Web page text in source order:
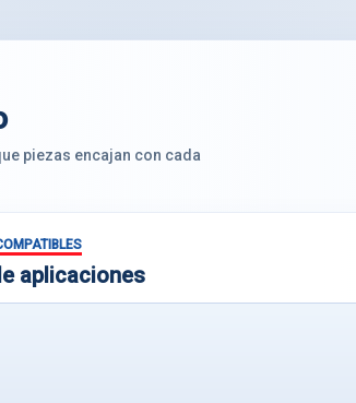
piezas encajan con cada
aplicaciones